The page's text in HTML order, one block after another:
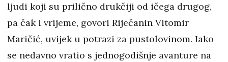
ljudi koji su prilično drukčiji od ičega drugog,
pa čak i vrijeme, govori Riječanin Vitomir
Maričić, uvijek u potrazi za pustolovinom. Iako
se nedavno vratio s jednogodišnje avanture na